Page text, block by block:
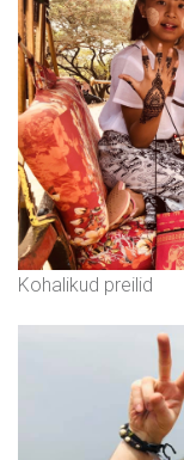
Kohalikud preilid